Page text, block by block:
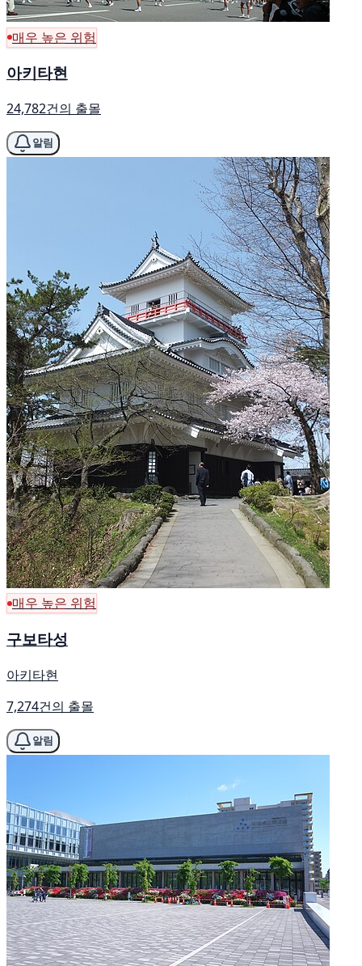
매우 높은 위험
아키타현
24,782건의 출몰
알림
매우 높은 위험
구보타성
아키타현
7,274건의 출몰
알림